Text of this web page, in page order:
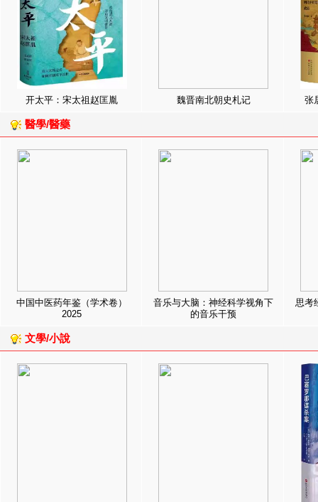
开太平：宋太祖赵匡胤 魏晋南北朝史札记 张
醫學/醫藥
中国中医药年鉴（学术卷）
2025
音乐与大脑：神经科学视角下
的音乐干预
思考
文學/小說